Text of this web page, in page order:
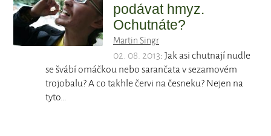
podávat hmyz.
Ochutnáte?
Martin Singr
02. 08. 2013: Jak asi chutnají nudle
se švábí omáčkou nebo sarančata v sezamovém
trojobalu? A co takhle červi na česneku? Nejen na
tyto…